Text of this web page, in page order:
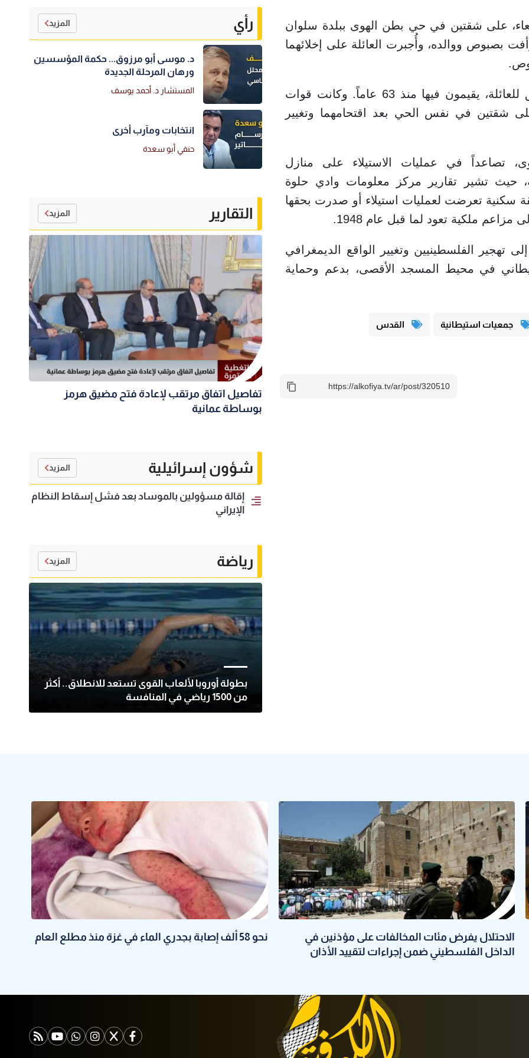
على شقتين في حي بطن الهوى ببلدة سلوان
بصبوص ووالده، وأُجبرت العائلة على إخلائهما
وتقع الشقتان ضمن بناية تضم أربعة شقق للعائلة، يقيمون فيها منذ 63 عاماً. وكانت قوات
شقتين في نفس الحي بعد اقتحامهما وتغيير
تصاعداً في عمليات الاستيلاء على منازل
حيث تشير تقارير مركز معلومات وادي حلوة
"عير عميم" إلى أن أكثر من 80 شقة سكنية تعرضت لعمليات استيلاء أو صدرت بحقها
ملكية تعود لما قبل عام 1948.
الفلسطينيين وتغيير الواقع الديمغرافي
في محيط المسجد الأقصى، بدعم وحماية
جمعيات استيطانية القدس
رأي المزيد
د. موسى أبو مرزوق... حكمة المؤسسين
ورهان المرحلة الجديدة
المستشار د. أحمد يوسف
انتخابات ومآرب أخرى
حنفي أبو سعدة
التقارير المزيد
تفاصيل اتفاق مرتقب لإعادة فتح مضيق هرمز
بوساطة عمانية
شؤون إسرائيلية المزيد
إقالة مسؤولين بالموساد بعد فشل إسقاط النظام
الإيراني
رياضة المزيد
بطولة أوروبا لألعاب القوى تستعد للانطلاق.. أكثر
من 1500 رياضي في المنافسة
الاحتلال يفرض مئات المخالفات على مؤذنين في
الداخل الفلسطيني ضمن إجراءات لتقييد الأذان
نحو 58 ألف إصابة بجدري الماء في غزة منذ مطلع العام